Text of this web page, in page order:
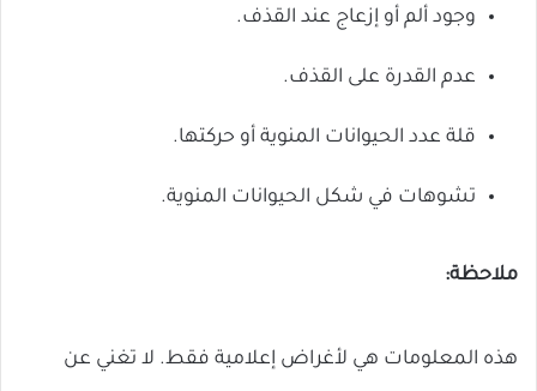
وجود ألم أو إزعاج عند القذف.
عدم القدرة على القذف.
قلة عدد الحيوانات المنوية أو حركتها.
تشوهات في شكل الحيوانات المنوية.
ملاحظة:
هذه المعلومات هي لأغراض إعلامية فقط. لا تغني عن